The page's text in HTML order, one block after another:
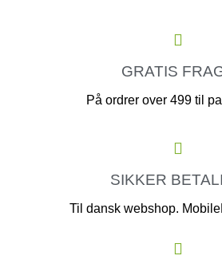
GRATIS
På ordrer over 499 til
SIKKER
Til dansk webshop.